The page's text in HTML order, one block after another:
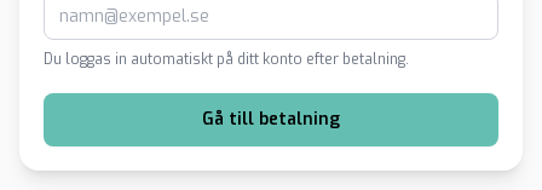
Du loggas in automatiskt på ditt konto efter betalning.
Gå till betalning